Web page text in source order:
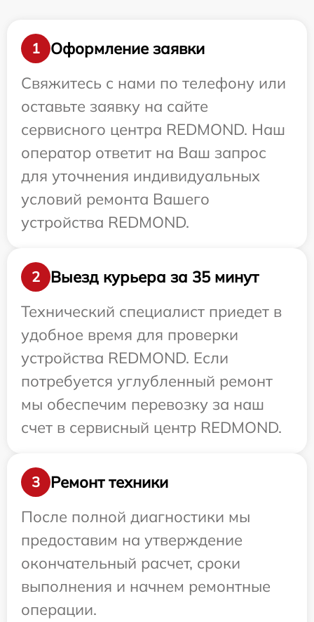
1
Оформление заявки
Свяжитесь с нами по телефону или
оставьте заявку на сайте
сервисного центра REDMOND. Наш
оператор ответит на Ваш запрос
для уточнения индивидуальных
условий ремонта Вашего
устройства REDMOND.
2
Выезд курьера за 35 минут
Технический специалист приедет в
удобное время для проверки
устройства REDMOND. Если
потребуется углубленный ремонт
мы обеспечим перевозку за наш
счет в сервисный центр REDMOND.
3
Ремонт техники
После полной диагностики мы
предоставим на утверждение
окончательный расчет, сроки
выполнения и начнем ремонтные
операции.